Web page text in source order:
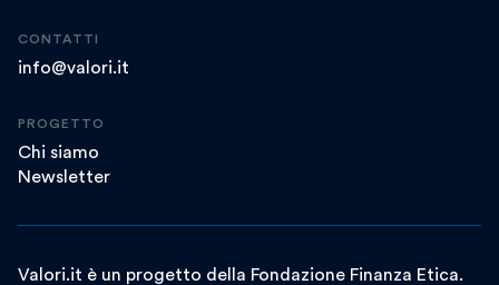
CONTATTI
info@valori.it
PROGETTO
Chi siamo
Newsletter
Valori.it è un progetto della Fondazione Finanza Etica.